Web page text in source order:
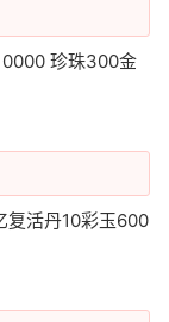
珍珠300金
复活丹10彩玉600